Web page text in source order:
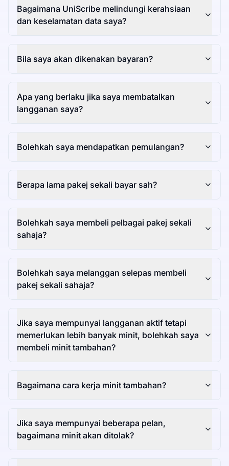
Bagaimana UniScribe melindungi kerahsiaan
dan keselamatan data saya?
Bila saya akan dikenakan bayaran?
Apa yang berlaku jika saya membatalkan
langganan saya?
Bolehkah saya mendapatkan pemulangan?
Berapa lama pakej sekali bayar sah?
Bolehkah saya membeli pelbagai pakej sekali
sahaja?
Bolehkah saya melanggan selepas membeli
pakej sekali sahaja?
Jika saya mempunyai langganan aktif tetapi
memerlukan lebih banyak minit, bolehkah saya
membeli minit tambahan?
Bagaimana cara kerja minit tambahan?
Jika saya mempunyai beberapa pelan,
bagaimana minit akan ditolak?